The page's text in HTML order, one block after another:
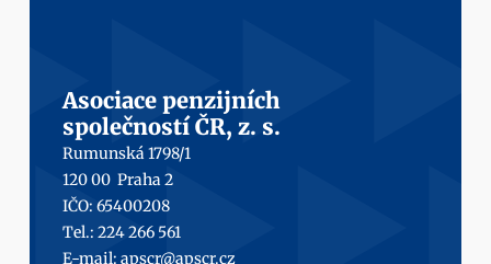
Asociace penzijních
společností ČR, z. s.
Rumunská 1798/1
120 00  Praha 2
IČO: 65400208
Tel.: 224 266 561
E-mail: apscr@apscr.cz